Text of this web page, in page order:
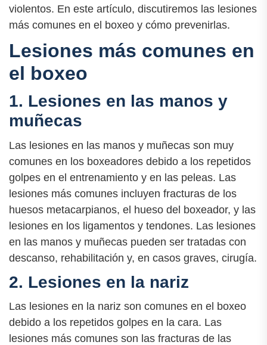
violentos. En este artículo, discutiremos las lesiones
más comunes en el boxeo y cómo prevenirlas.
Lesiones más comunes en
el boxeo
1. Lesiones en las manos y
muñecas
Las lesiones en las manos y muñecas son muy
comunes en los boxeadores debido a los repetidos
golpes en el entrenamiento y en las peleas. Las
lesiones más comunes incluyen fracturas de los
huesos metacarpianos, el hueso del boxeador, y las
lesiones en los ligamentos y tendones. Las lesiones
en las manos y muñecas pueden ser tratadas con
descanso, rehabilitación y, en casos graves, cirugía.
2. Lesiones en la nariz
Las lesiones en la nariz son comunes en el boxeo
debido a los repetidos golpes en la cara. Las
lesiones más comunes son las fracturas de las